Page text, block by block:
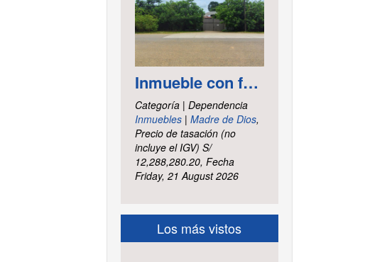
Inmueble con frontis hacia la vía al aeropuerto, es un terreno de forma irregular, cuenta con carretera asfaltada ubicado en la Av. Elmer Faucett km. 6.400, área ha. 2.625 distrito Tambopata, provincia Tambopata y departamento Madre de Dios
Categoría | Dependencia
Inmuebles| Madre de Dios,
Precio de tasación (no
incluye el IGV) S/
12,288,280.20, Fecha
Friday, 21 August 2026
Los más vistos